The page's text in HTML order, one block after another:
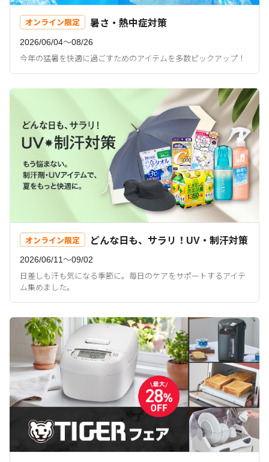
オンライン限定 暑さ・熱中症対策
2026/06/04〜08/26
今年の猛暑を快適に過ごすためのアイテムを多数ピックアップ！
オンライン限定 どんな日も、サラリ！UV・制汗対策
2026/06/11〜09/02
日差しも汗も気になる季節に。毎日のケアをサポートするアイテ
ム集めました。